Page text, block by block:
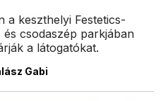
a keszthelyi Festetics-
csodaszép parkjában
a látogatókat.
Gabi